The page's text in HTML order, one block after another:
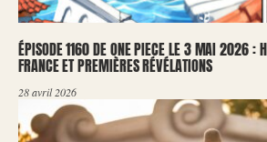
ÉPISODE 1160 DE ONE PIECE LE 3 MAI 2026 :
FRANCE ET PREMIÈRES RÉVÉLATIONS
28 avril 2026